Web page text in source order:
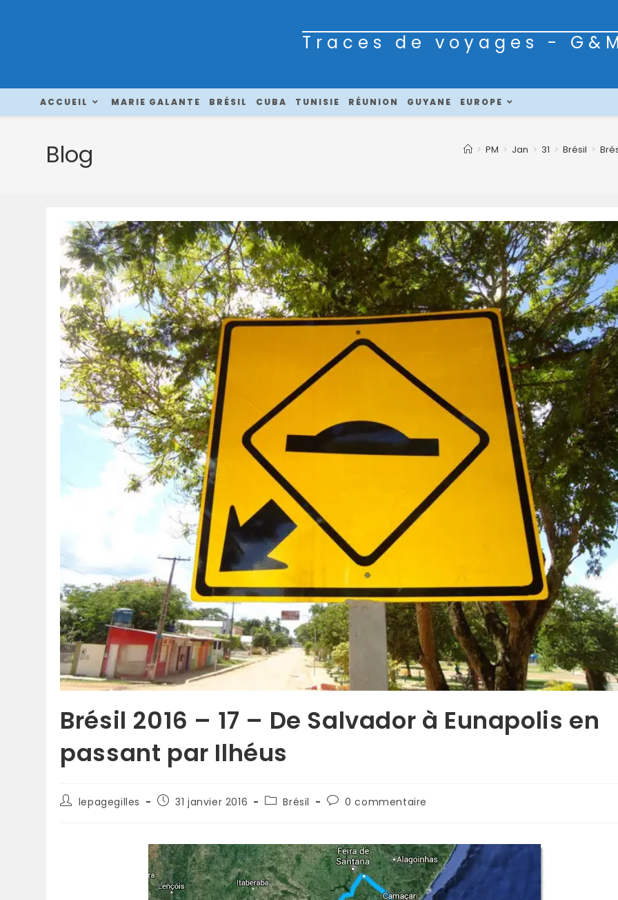
Traces de voyages -
ACCUEIL MARIE GALANTE BRÉSIL CUBA TUNISIE RÉUNION GUYANE EUROPE
Blog > PM > Jan > 31 > Brésil >
Brésil 2016 – 17 – De Salvador à Eunapolis en
passant par Ilhéus
lepagegilles 31 janvier 2016 Brésil 0 commentaire